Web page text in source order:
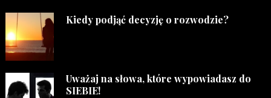
Kiedy podjąć decyzję o rozwodzie?
Uważaj na słowa, które wypowiadasz do
SIEBIE!